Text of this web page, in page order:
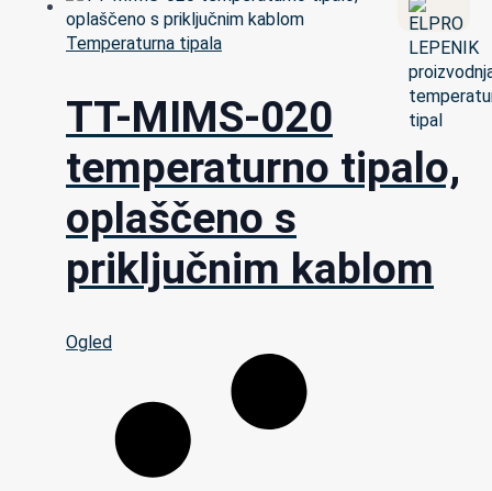
Temperaturna tipala
TT-MIMS-020
temperaturno tipalo,
oplaščeno s
priključnim kablom
Ogled